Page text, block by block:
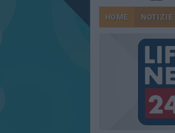
HOME NOTIZIE